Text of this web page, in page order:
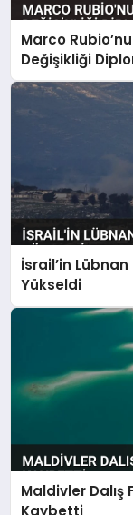
Marco
Değişikliği
İsrail’in Lübnan
Yükseldi
Maldivler Dalış
Kaybetti